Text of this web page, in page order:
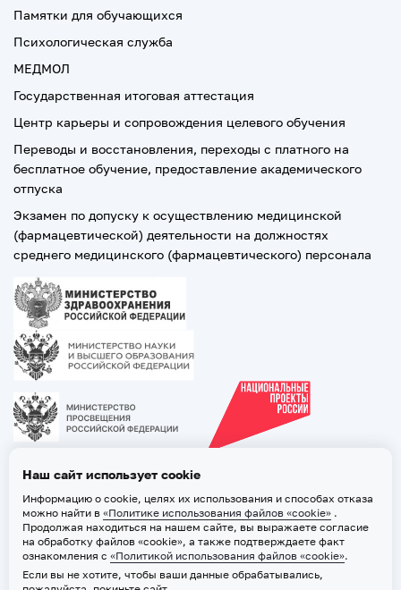
Памятки для обучающихся
Психологическая служба
МЕДМОЛ
Государственная итоговая аттестация
Центр карьеры и сопровождения целевого обучения
Переводы и восстановления, переходы с платного на
бесплатное обучение, предоставление академического
отпуска
Экзамен по допуску к осуществлению медицинской
(фармацевтической) деятельности на должностях
среднего медицинского (фармацевтического) персонала
2026 © ТВГМУ. Все права защищены
Наш сайт использует cookie
Информацию о cookie, целях их использования и способах отказа
можно найти в «Политике использования файлов «cookie» .
Продолжая находиться на нашем сайте, вы выражаете согласие
на обработку файлов «cookie», а также подтверждаете факт
ознакомления с «Политикой использования файлов «cookie».
Если вы не хотите, чтобы ваши данные обрабатывались,